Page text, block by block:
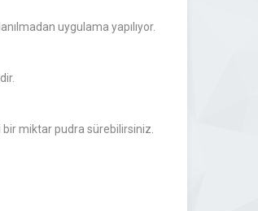
uygulama yapılıyor.
bir miktar pudra sürebilirsiniz.